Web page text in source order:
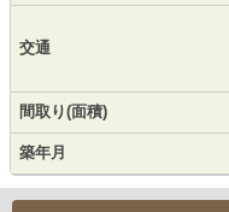
交通
間取り(面積)
築年月